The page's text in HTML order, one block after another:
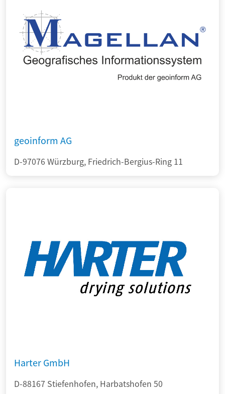
geoinform AG
D-97076 Würzburg, Friedrich-Bergius-Ring 11
Harter GmbH
D-88167 Stiefenhofen, Harbatshofen 50